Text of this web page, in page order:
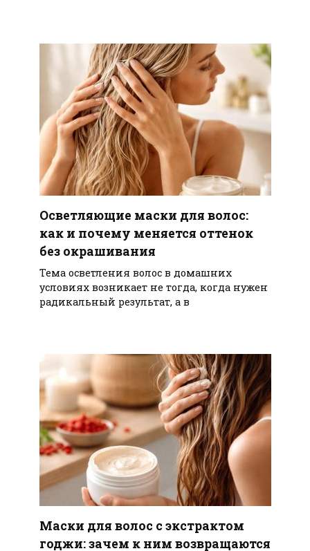
Осветляющие маски для волос:
как и почему меняется оттенок
без окрашивания
Тема осветления волос в домашних
условиях возникает не тогда, когда нужен
радикальный результат, а в
Маски для волос с экстрактом
годжи: зачем к ним возвращаются